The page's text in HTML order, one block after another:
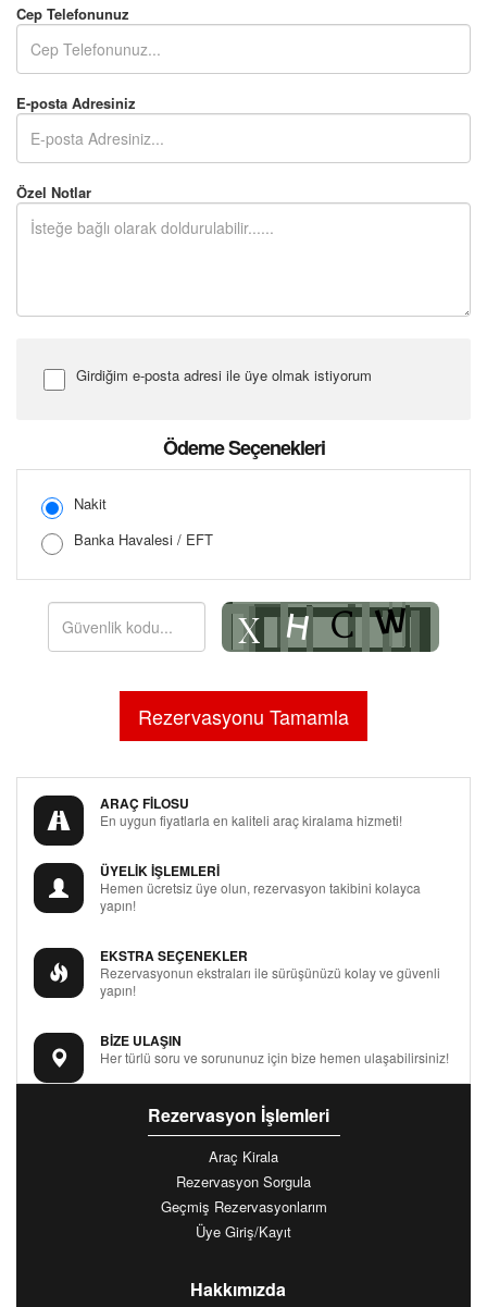
Cep Telefonunuz
E-posta Adresiniz
Özel Notlar
Girdiğim e-posta adresi ile üye olmak istiyorum
Şifreyi Tekrar Girin
Ödeme Seçenekleri
Nakit
Banka Havalesi / EFT
ARAÇ FİLOSU
En uygun fiyatlarla en kaliteli araç kiralama hizmeti!
ÜYELİK İŞLEMLERİ
Hemen ücretsiz üye olun, rezervasyon takibini kolayca
yapın!
EKSTRA SEÇENEKLER
Rezervasyonun ekstraları ile sürüşünüzü kolay ve güvenli
yapın!
BİZE ULAŞIN
Her türlü soru ve sorununuz için bize hemen ulaşabilirsiniz!
Rezervasyon İşlemleri
Araç Kirala
Rezervasyon Sorgula
Geçmiş Rezervasyonlarım
Üye Giriş/Kayıt
Hakkımızda